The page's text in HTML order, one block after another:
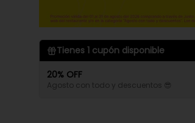
Tienes 1 cupón disponible
20% OFF
Agosto con todo y descuentos 😎